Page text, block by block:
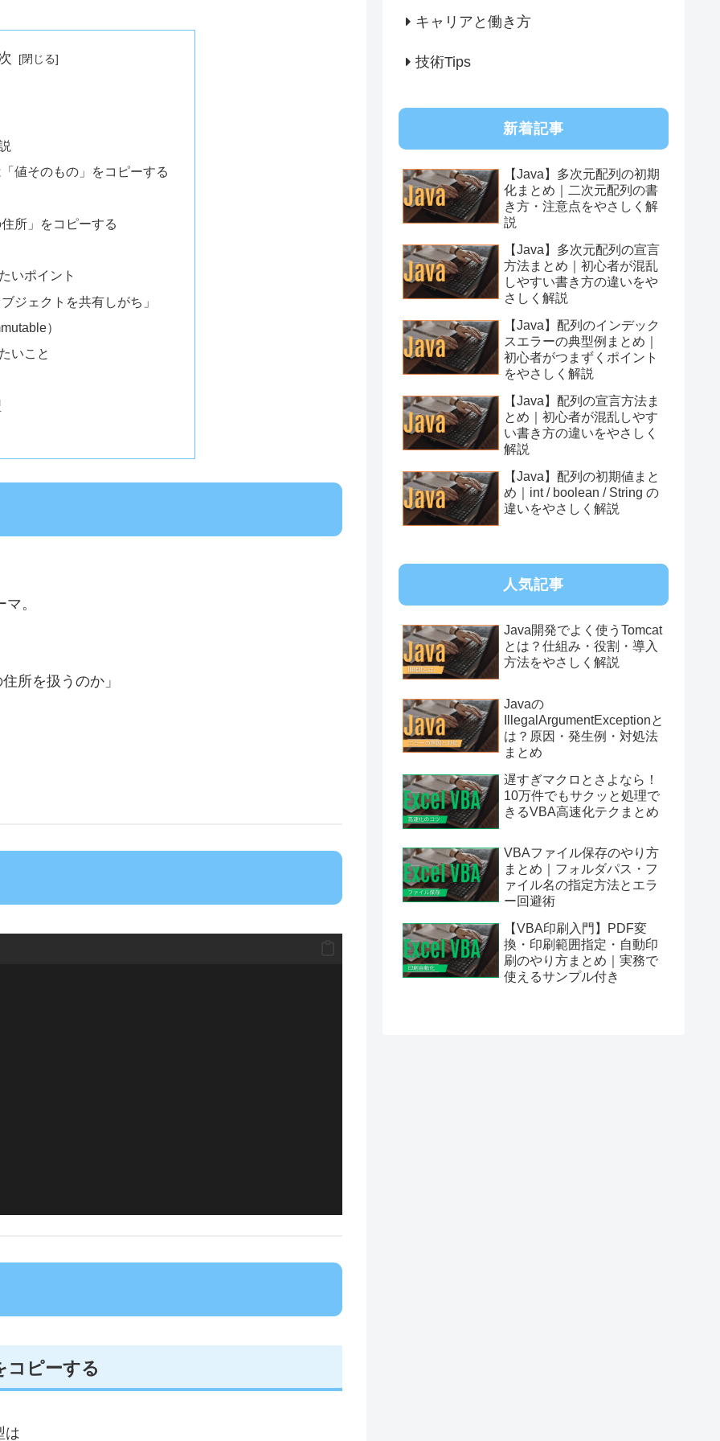
値そのもの」をコピーする
所」をコピーする
いポイント
ジェクトを共有しがち」
）
いこと
。
所を扱うのか」
コピーする
は
キャリアと働き方
技術Tips
新着記事
【Java】多次元配列の初期
化まとめ｜二次元配列の書
き方・注意点をやさしく解
説
【Java】多次元配列の宣言
方法まとめ｜初心者が混乱
しやすい書き方の違いをや
さしく解説
【Java】配列のインデック
スエラーの典型例まとめ｜
初心者がつまずくポイント
をやさしく解説
【Java】配列の宣言方法ま
とめ｜初心者が混乱しやす
い書き方の違いをやさしく
解説
【Java】配列の初期値まと
め｜int / boolean / String の
違いをやさしく解説
人気記事
Java開発でよく使うTomcat
とは？仕組み・役割・導入
方法をやさしく解説
Javaの
IllegalArgumentExceptionと
は？原因・発生例・対処法
まとめ
遅すぎマクロとさよなら！
10万件でもサクッと処理で
きるVBA高速化テクまとめ
VBAファイル保存のやり方
まとめ｜フォルダパス・フ
ァイル名の指定方法とエラ
ー回避術
【VBA印刷入門】PDF変
換・印刷範囲指定・自動印
刷のやり方まとめ｜実務で
使えるサンプル付き